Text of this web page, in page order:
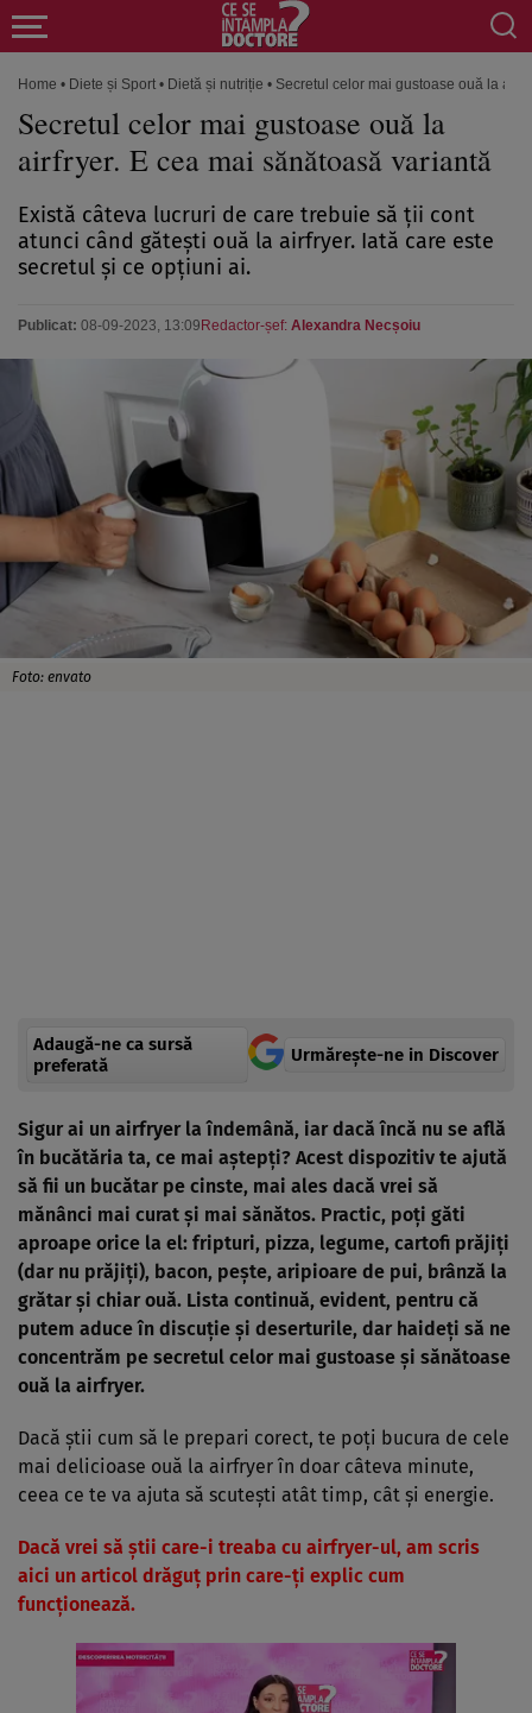
Home • Diete și Sport • Dietă și nutriție • Secretul celor mai gustoase ouă la
Secretul celor mai gustoase ouă la
airfryer. E cea mai sănătoasă variantă
Există câteva lucruri de care trebuie să ții cont
atunci când gătești ouă la airfryer. Iată care este
secretul și ce opțiuni ai.
Publicat: 08-09-2023, 13:09 Redactor-șef: Alexandra Necșoiu
Foto: envato
Adaugă-ne ca sursă
preferată
Urmărește-ne in Discover
Sigur ai un airfryer la îndemână, iar dacă încă nu se află
în bucătăria ta, ce mai aștepți? Acest dispozitiv te ajută
să fii un bucătar pe cinste, mai ales dacă vrei să
mănânci mai curat și mai sănătos. Practic, poți găti
aproape orice la el: fripturi, pizza, legume, cartofi prăjiți
(dar nu prăjiți), bacon, pește, aripioare de pui, brânză la
grătar și chiar ouă. Lista continuă, evident, pentru că
putem aduce în discuție și deserturile, dar haideți să ne
concentrăm pe secretul celor mai gustoase și sănătoase
ouă la airfryer.
Dacă știi cum să le prepari corect, te poți bucura de cele
mai delicioase ouă la airfryer în doar câteva minute,
ceea ce te va ajuta să scutești atât timp, cât și energie.
Dacă vrei să știi care-i treaba cu airfryer-ul, am scris
aici un articol drăguț prin care-ți explic cum
funcționează.